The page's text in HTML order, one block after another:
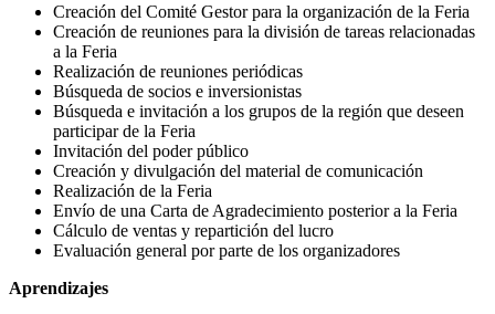
Creación del Comité Gestor para la organización de la Feria
Creación de reuniones para la división de tareas relacionadas
a la Feria
Realización de reuniones periódicas
Búsqueda de socios e inversionistas
Búsqueda e invitación a los grupos de la región que deseen
participar de la Feria
Invitación del poder público
Creación y divulgación del material de comunicación
Realización de la Feria
Envío de una Carta de Agradecimiento posterior a la Feria
Cálculo de ventas y repartición del lucro
Evaluación general por parte de los organizadores
Aprendizajes